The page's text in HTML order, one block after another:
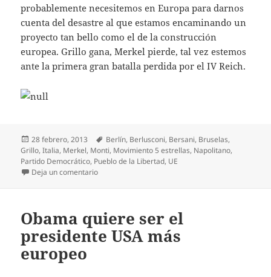
probablemente necesitemos en Europa para darnos
cuenta del desastre al que estamos encaminando un
proyecto tan bello como el de la construcción
europea. Grillo gana, Merkel pierde, tal vez estemos
ante la primera gran batalla perdida por el IV Reich.
Publicado
el
28 febrero, 2013 Etiquetas
Berlín, Berlusconi, Bersani, Bruselas,
Grillo,Italia, Merkel, Monti, Movimiento 5 estrellas, Napolitano,
Partido Democrático, Pueblo de la Libertad, UE
Deja un comentarioen Crónica del IV Reich: la democracia derrota a
Obama quiere ser el
presidente USA más
europeo